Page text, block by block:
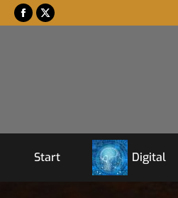
Start Digital